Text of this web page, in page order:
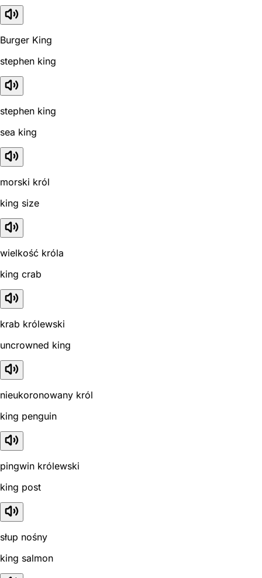
Burger King
stephen king
stephen king
sea king
morski król
king size
wielkość króla
king crab
krab królewski
uncrowned king
nieukoronowany król
king penguin
pingwin królewski
king post
słup nośny
king salmon